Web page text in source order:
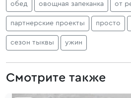
обед овощная запеканка от
партнерские проекты просто
сезон тыквы ужин
Смотрите также